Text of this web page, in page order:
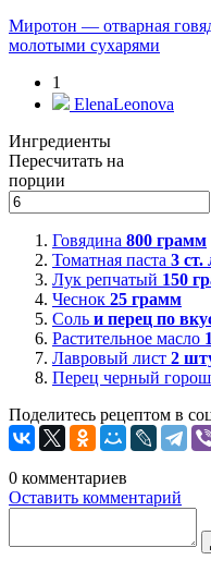
Миротон — отварная
молотыми сухарями
1
ElenaLeonova
Ингредиенты
Пересчитать на
порции
Говядина 800 грамм
Томатная паста 3 ст.
Лук репчатый 150
Чеснок 25 грамм
Соль и перец по
Растительное масло 1
Лавровый лист 2
Перец черный
Поделитесь рецептом в
0 комментариев
Оставить комментарий